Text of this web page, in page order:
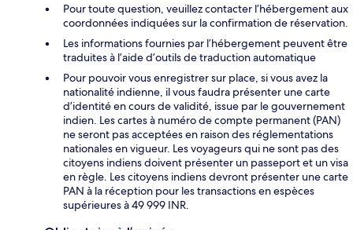
Pour toute question, veuillez contacter l’hébergement aux
coordonnées indiquées sur la confirmation de réservation.
Les informations fournies par l’hébergement peuvent être
traduites à l’aide d’outils de traduction automatique
Pour pouvoir vous enregistrer sur place, si vous avez la
nationalité indienne, il vous faudra présenter une carte
d’identité en cours de validité, issue par le gouvernement
indien. Les cartes à numéro de compte permanent (PAN)
ne seront pas acceptées en raison des réglementations
nationales en vigueur. Les voyageurs qui ne sont pas des
citoyens indiens doivent présenter un passeport et un visa
en règle. Les citoyens indiens devront présenter une carte
PAN à la réception pour les transactions en espèces
supérieures à 49 999 INR.